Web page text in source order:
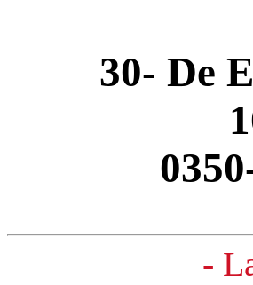
30- De
-